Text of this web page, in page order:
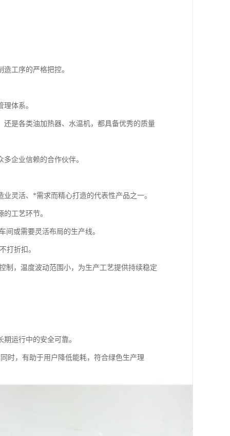
工序的严格把控。
体系。
是各类油加热器、水温机，都具备优秀的质量
企业信赖的合作伙伴。
灵活、*需求而精心打造的代表性产品之一。
工艺环节。
或需要灵活布局的生产线。
打折扣。
制，温度波动范围小，为生产工艺提供持续稳定
运行中的安全可靠。
时，有助于用户降低能耗，符合绿色生产理